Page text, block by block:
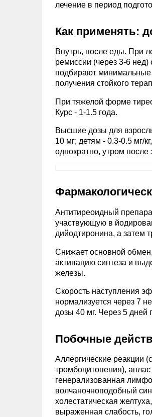
лечение в период
Как применять:
Внутрь, после еды. При
ремиссии (через 3-6
подбирают минимальные
получения стойкого
При тяжелой форме
Курс - 1-1.5 года.
Высшие дозы для
10 мг; детям - 0.3-0.5 мг/
однократно, утром после
Антитиреоидный
участвующую в
дийодтиронина, а затем
Снижает основной
активацию синтеза и
железы.
Скорость наступления
нормализуется через 7
дозы 40 мг. Через 5
Побочные
Аллергические реакции
тромбоцитопения),
генерализованная
волчаночноподобный
холестатическая
выраженная слабость,